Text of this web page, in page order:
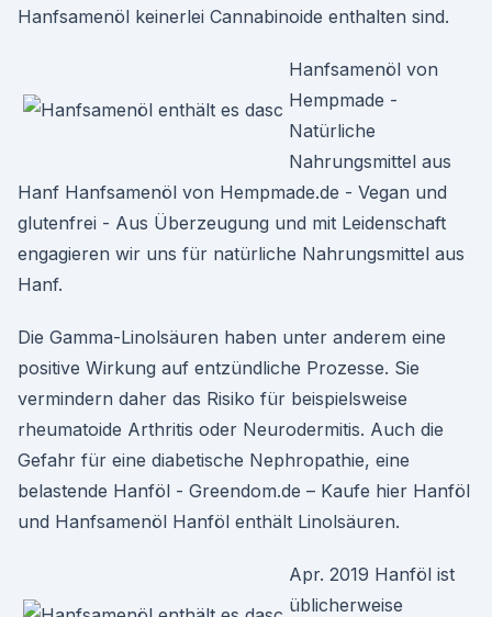
Hanfsamenöl keinerlei Cannabinoide enthalten sind.
Hanfsamenöl von
Hempmade -
Natürliche
Nahrungsmittel aus
Hanf Hanfsamenöl von Hempmade.de - Vegan und
glutenfrei - Aus Überzeugung und mit Leidenschaft
engagieren wir uns für natürliche Nahrungsmittel aus
Hanf.
Die Gamma-Linolsäuren haben unter anderem eine
positive Wirkung auf entzündliche Prozesse. Sie
vermindern daher das Risiko für beispielsweise
rheumatoide Arthritis oder Neurodermitis. Auch die
Gefahr für eine diabetische Nephropathie, eine
belastende Hanföl - Greendom.de – Kaufe hier Hanföl
und Hanfsamenöl Hanföl enthält Linolsäuren.
Apr. 2019 Hanföl ist
üblicherweise